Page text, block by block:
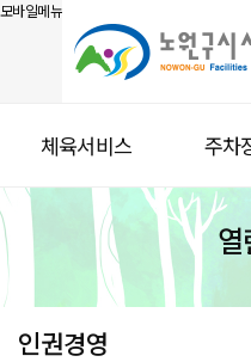
모바일메뉴
체육서비스 주차
인권경영